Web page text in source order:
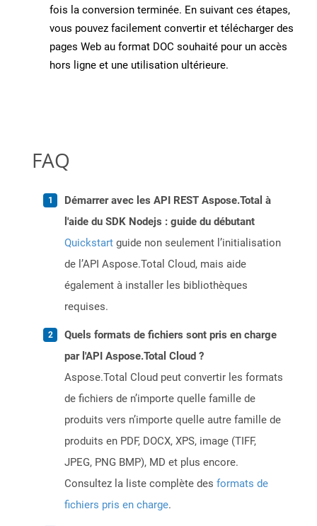
fois la conversion terminée. En suivant ces étapes,
vous pouvez facilement convertir et télécharger des
pages Web au format DOC souhaité pour un accès
hors ligne et une utilisation ultérieure.
FAQ
Démarrer avec les API REST Aspose.Total à
l'aide du SDK Nodejs : guide du débutant
Quickstart guide non seulement l’initialisation
de l’API Aspose.Total Cloud, mais aide
également à installer les bibliothèques
requises.
Quels formats de fichiers sont pris en charge
par l'API Aspose.Total Cloud ?
Aspose.Total Cloud peut convertir les formats
de fichiers de n’importe quelle famille de
produits vers n’importe quelle autre famille de
produits en PDF, DOCX, XPS, image (TIFF,
JPEG, PNG BMP), MD et plus encore.
Consultez la liste complète des formats de
fichiers pris en charge.